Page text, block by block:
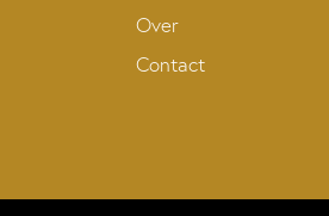
Over
Contact